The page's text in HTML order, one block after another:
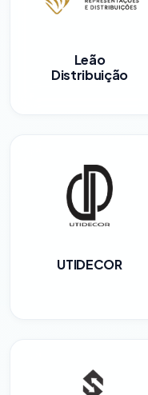
Leão
Distribuição
UTIDECOR